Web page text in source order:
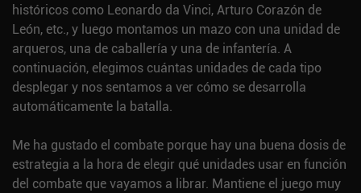
históricos como Leonardo da Vinci, Arturo Corazón de
León, etc., y luego montamos un mazo con una unidad de
arqueros, una de caballería y una de infantería. A
continuación, elegimos cuántas unidades de cada tipo
desplegar y nos sentamos a ver cómo se desarrolla
automáticamente la batalla.
Me ha gustado el combate porque hay una buena dosis de
estrategia a la hora de elegir qué unidades usar en función
del combate que vayamos a librar. Mantiene el juego muy